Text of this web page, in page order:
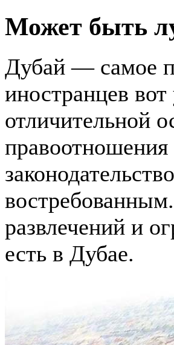
Может быть
Дубай — самое
иностранцев
отличительной
развлечений и
есть в Дубае.